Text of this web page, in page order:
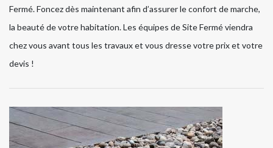
Fermé. Foncez dès maintenant afin d’assurer le confort de marche,
la beauté de votre habitation. Les équipes de Site Fermé viendra
chez vous avant tous les travaux et vous dresse votre prix et votre
devis !